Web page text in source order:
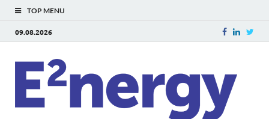
TOP MENU
09.08.2026